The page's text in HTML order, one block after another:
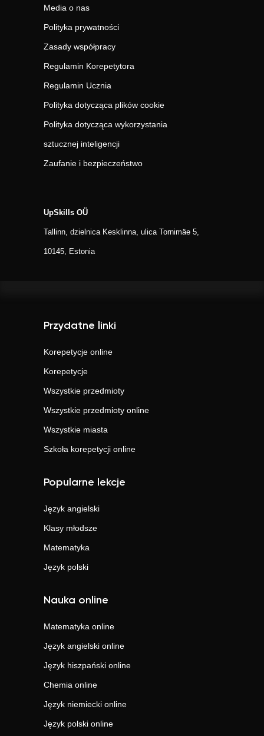
Media o nas
Polityka prywatności
Zasady współpracy
Regulamin Korepetytora
Regulamin Ucznia
Polityka dotycząca plików cookie
Polityka dotycząca wykorzystania
sztucznej inteligencji
Zaufanie i bezpieczeństwo
UpSkills OÜ
Tallinn, dzielnica Kesklinna, ulica Tornimäe 5,
10145, Estonia
Przydatne linki
Korepetycje online
Korepetycje
Wszystkie przedmioty
Wszystkie przedmioty online
Wszystkie miasta
Szkoła korepetycji online
Popularne lekcje
Język angielski
Klasy młodsze
Matematyka
Język polski
Nauka online
Matematyka online
Język angielski online
Język hiszpański online
Chemia online
Język niemiecki online
Język polski online